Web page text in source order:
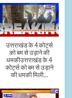
उत्तराखंड के 4 कोर्ट्स
को बम से उड़ाने की
धमकीउत्तराखंड के 4
कोर्ट्स को बम से उड़ाने
की धमकी मिली...